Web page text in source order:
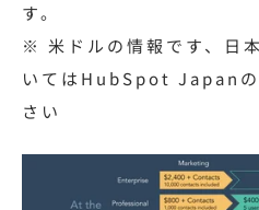
す。
※ 米ドルの情報です、日
いてはHubSpot Japanの
さい